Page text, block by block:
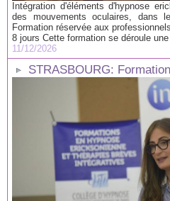
Intégration d'éléments d'hypnose
des mouvements oculaires, dans
Formation réservée aux
8 jours Cette formation se déroule
11/12/2026
STRASBOURG: